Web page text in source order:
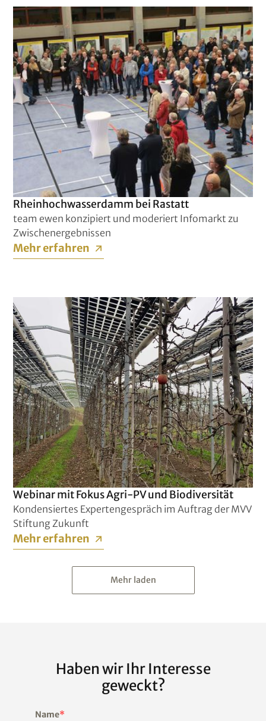
Rheinhochwasserdamm bei Rastatt
team ewen konzipiert und moderiert Infomarkt zu
Zwischenergebnissen
Mehr erfahren
Webinar mit Fokus Agri-PV und Biodiversität
Kondensiertes Expertengespräch im Auftrag der MVV
Stiftung Zukunft
Mehr erfahren
Mehr laden
Haben wir Ihr Interesse
geweckt?
Name